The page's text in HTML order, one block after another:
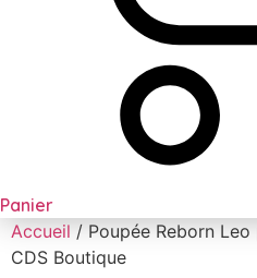
Panier
Accueil / Poupée Reborn
CDS Boutique